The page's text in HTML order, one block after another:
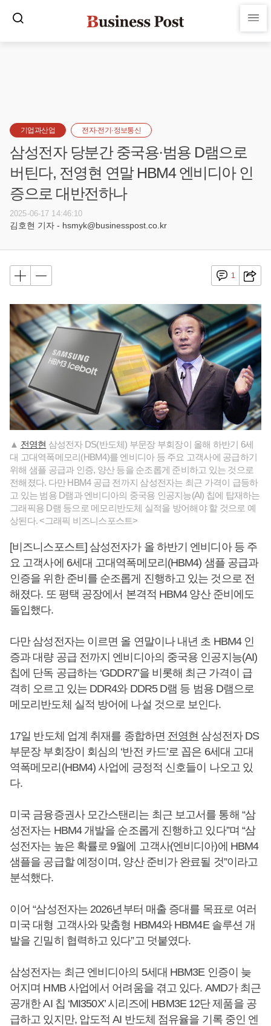
기업과산업 전자·전기·정보통신
삼성전자 당분간 중국용·범용 D램으로
버틴다, 전영현 연말 HBM4 엔비디아 인
증으로 대반전하나
2025-06-17 14:46:10
김호현 기자 - hsmyk@businesspost.co.kr
1
▲ 전영현 삼성전자 DS(반도체) 부문장 부회장이 올해 하반기 6세
대 고대역폭메모리(HBM4)를 엔비디아 등 주요 고객사에 공급하기
위해 샘플 공급과 인증, 양산 등을 순조롭게 준비하고 있는 것으로
전해졌다. 다만 HBM4 공급 전까지 삼성전자는 최근 가격이 급등하
고 있는 범용 D램과 엔비디아의 중국용 인공지능(AI) 칩에 탑재하는
그래픽용 D램 등으로 메모리반도체 실적을 방어해야 할 것으로 예
상된다. <그래픽 비즈니스포스트>
[비즈니스포스트] 삼성전자가 올 하반기 엔비디아 등 주
요 고객사에 6세대 고대역폭메모리(HBM4) 샘플 공급과
인증을 위한 준비를 순조롭게 진행하고 있는 것으로 전
해졌다. 또 평택 공장에서 본격적 HBM4 양산 준비에도
돌입했다.
다만 삼성전자는 이르면 올 연말이나 내년 초 HBM4 인
증과 대량 공급 전까지 엔비디아의 중국용 인공지능(AI)
칩에 단독 공급하는 ‘GDDR7’을 비롯해 최근 가격이 급
격히 오르고 있는 DDR4와 DDR5 D램 등 범용 D램으로
메모리반도체 실적 방어에 나설 것으로 보인다.
17일 반도체 업계 취재를 종합하면 전영현 삼성전자 DS
부문장 부회장이 회심의 ‘반전 카드’로 꼽은 6세대 고대
역폭메모리(HBM4) 사업에 긍정적 신호들이 나오고 있
다.
미국 금융증권사 모간스탠리는 최근 보고서를 통해 “삼
성전자는 HBM4 개발을 순조롭게 진행하고 있다”며 “삼
성전자는 높은 확률로 9월에 고객사(엔비디아)에 HBM4
샘플을 공급할 예정이며, 양산 준비가 완료될 것”이라고
분석했다.
이어 “삼성전자는 2026년부터 매출 증대를 목표로 여러
미국 대형 고객사와 맞춤형 HBM4와 HBM4E 솔루션 개
발을 긴밀히 협력하고 있다”고 덧붙였다.
삼성전자는 최근 엔비디아의 5세대 HBM3E 인증이 늦
어지며 HMB 사업에서 어려움을 겪고 있다. AMD가 최근
공개한 AI 칩 ‘MI350X’ 시리즈에 HBM3E 12단 제품을 공
급하고 있지만, 압도적 AI 반도체 점유율을 기록 중인 엔